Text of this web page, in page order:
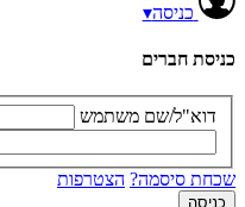
כניסה▾
כניסת חברים
דוא"ל/שם משתמש
שכחת סיסמה? הצטרפות